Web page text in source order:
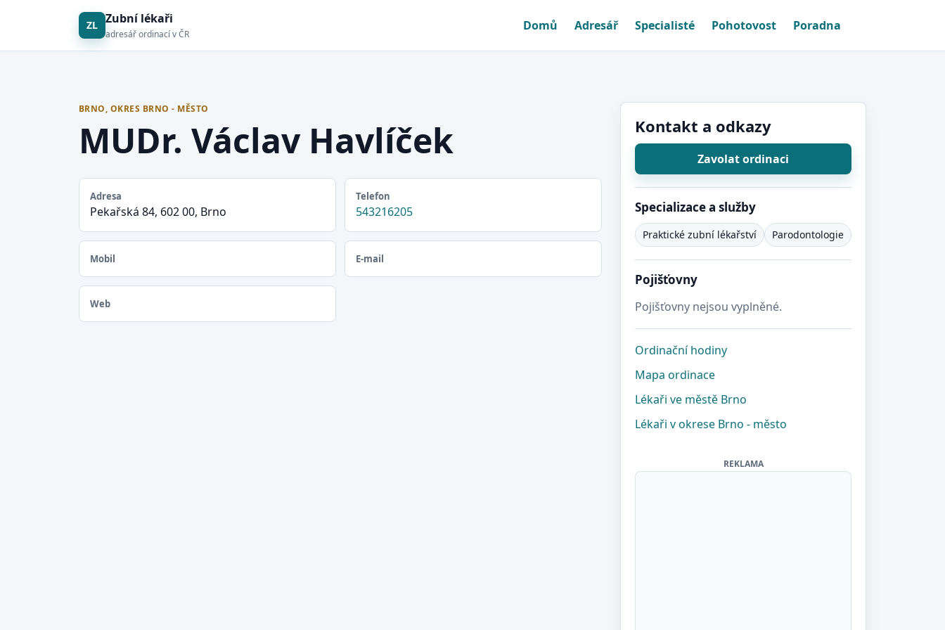
ZL Zubní lékaři
adresář ordinací v ČR
Domů Adresář Specialisté Pohotovost Poradna
BRNO, OKRES BRNO - MĚSTO
MUDr. Václav Havlíček
Adresa
Pekařská 84, 602 00, Brno
Telefon
543216205
Mobil E-mail
Web
Kontakt a odkazy
Zavolat ordinaci
Specializace a služby
Praktické zubní lékařství Parodontologie
Pojišťovny
Pojišťovny nejsou vyplněné.
Ordinační hodiny
Mapa ordinace
Lékaři ve městě Brno
Lékaři v okrese Brno - město
REKLAMA